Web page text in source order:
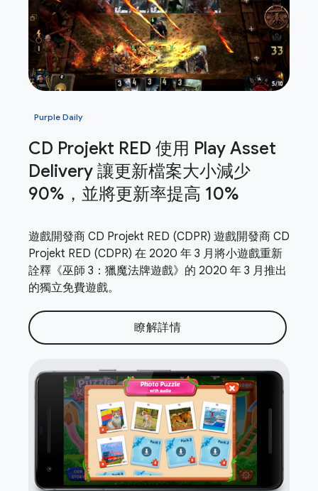
Purple Daily
CD Projekt RED 使用 Play Asset
Delivery 讓更新檔案大小減少
90%，並將更新率提高 10%
遊戲開發商 CD Projekt RED (CDPR) 遊戲開發商 CD
Projekt RED (CDPR) 在 2020 年 3 月將小遊戲重新
詮釋《巫師 3：獵魔法牌遊戲》的 2020 年 3 月推出
的獨立免費遊戲。
瞭解詳情